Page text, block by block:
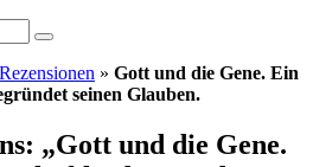
Rezensionen » Gott und die Gene. Ein
seinen Glauben.
„Gott und die Gene.